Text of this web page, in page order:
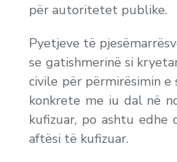
për autoritetet publike.
Pyetjeve të
se gatishmerinë si
civile për përmirësimin e
konkrete me iu dal në
kufizuar, po ashtu
aftësi të kufizuar.